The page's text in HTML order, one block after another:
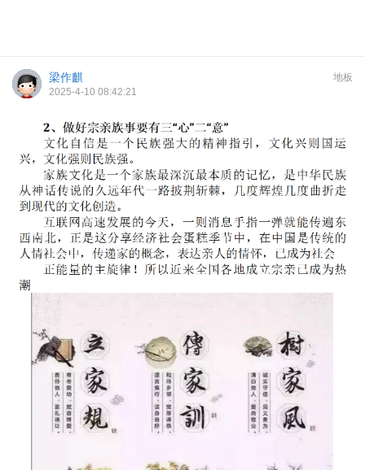
地板
梁作麒
2025-4-10 08:42:21